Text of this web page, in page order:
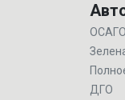
ОСАГО
ДГО